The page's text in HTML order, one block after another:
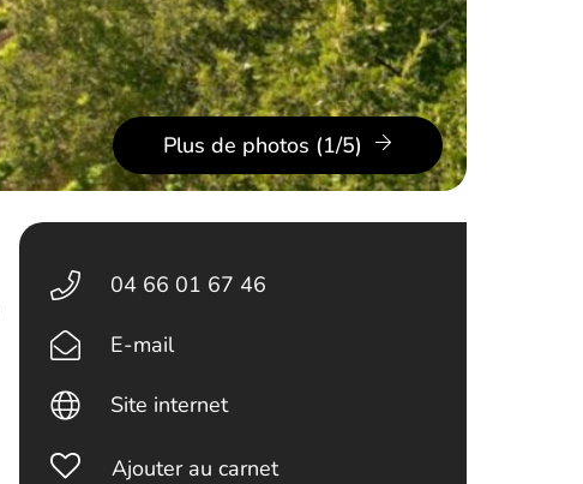
Plus de photos (1/5)
04 66 01 67 46
E-mail
Site internet
Ajouter au carnet